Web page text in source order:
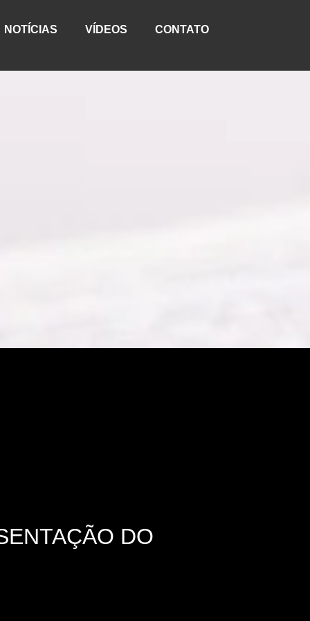
NOTÍCIAS VÍDEOS CONTATO
DO